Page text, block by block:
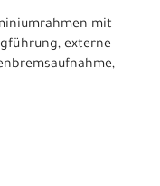
mit
externe